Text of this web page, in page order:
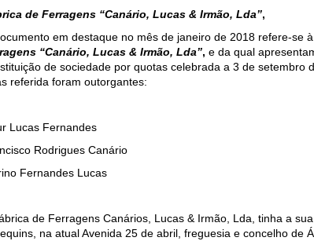
de Ferragens “Canário, Lucas & Irmão, Lda”,
em destaque no mês de janeiro de 2018 refere-se à
“Canário, Lucas & Irmão, Lda”, e da qual
de sociedade por quotas celebrada a 3 de setembro
referida foram outorgantes:
Lucas Fernandes
Rodrigues Canário
Fernandes Lucas
de Ferragens Canários, Lucas & Irmão, Lda, tinha a
na atual Avenida 25 de abril, freguesia e concelho de